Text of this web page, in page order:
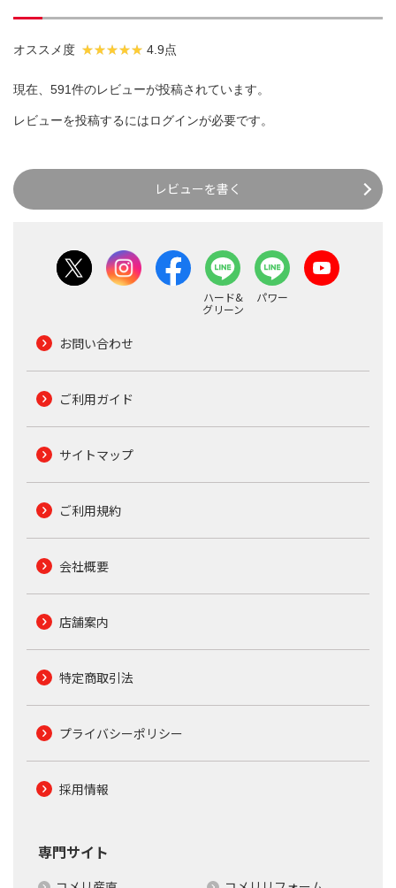
オススメ度 4.9点
現在、591件のレビューが投稿されています。
レビューを投稿するにはログインが必要です。
レビューを書く
ハード&
グリーン
パワー
お問い合わせ
ご利用ガイド
サイトマップ
ご利用規約
会社概要
店舗案内
特定商取引法
プライバシーポリシー
採用情報
専門サイト